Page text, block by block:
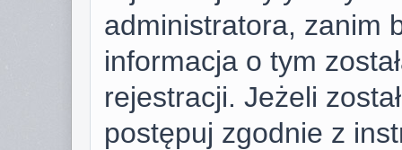
administratora, zanim
informacja o tym
rejestracji. Jeżeli
postępuj zgodnie z